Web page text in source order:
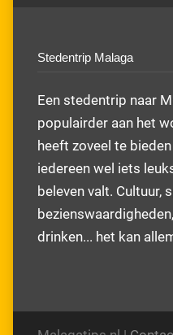
Stedentrip Malaga
Een stedentrip naar
populairder aan het
heeft zoveel te
iedereen wel iets
beleven valt. Cultuur,
drinken... het kan